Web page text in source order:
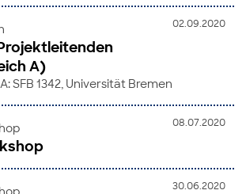
02.09.2020
A)
SFB 1342, Universität Bremen
08.07.2020
30.06.2020